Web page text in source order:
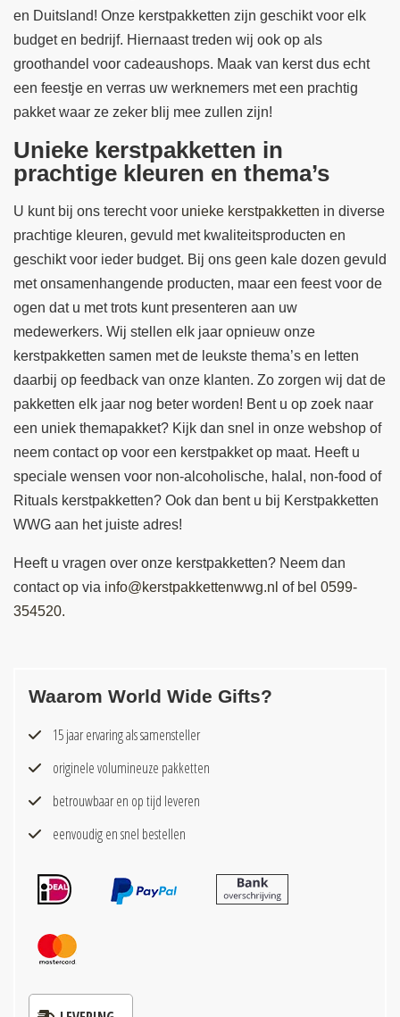
en Duitsland! Onze kerstpakketten zijn geschikt voor elk
budget en bedrijf. Hiernaast treden wij ook op als
groothandel voor cadeaushops. Maak van kerst dus echt
een feestje en verras uw werknemers met een prachtig
pakket waar ze zeker blij mee zullen zijn!
Unieke kerstpakketten in
prachtige kleuren en thema’s
U kunt bij ons terecht voor unieke kerstpakketten in diverse
prachtige kleuren, gevuld met kwaliteitsproducten en
geschikt voor ieder budget. Bij ons geen kale dozen gevuld
met onsamenhangende producten, maar een feest voor de
ogen dat u met trots kunt presenteren aan uw
medewerkers. Wij stellen elk jaar opnieuw onze
kerstpakketten samen met de leukste thema’s en letten
daarbij op feedback van onze klanten. Zo zorgen wij dat de
pakketten elk jaar nog beter worden! Bent u op zoek naar
een uniek themapakket? Kijk dan snel in onze webshop of
neem contact op voor een kerstpakket op maat. Heeft u
speciale wensen voor non-alcoholische, halal, non-food of
Rituals kerstpakketten? Ook dan bent u bij Kerstpakketten
WWG aan het juiste adres!
Heeft u vragen over onze kerstpakketten? Neem dan
contact op via info@kerstpakkettenwwg.nl of bel 0599-
354520.
Waarom World Wide Gifts?
15 jaar ervaring als samensteller
originele volumineuze pakketten
betrouwbaar en op tijd leveren
eenvoudig en snel bestellen